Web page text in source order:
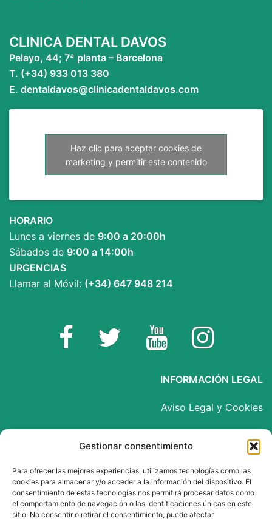
Gestionar consentimiento
Para ofrecer las mejores experiencias, utilizamos tecnologías como las
cookies para almacenar y/o acceder a la información del dispositivo. El
consentimiento de estas tecnologías nos permitirá procesar datos como
el comportamiento de navegación o las identificaciones únicas en este
sitio. No consentir o retirar el consentimiento, puede afectar
CLINICA DENTAL DAVOS
Pelayo, 44; 7ª planta – Barcelona
T. (+34) 933 013 380
E. dentaldavos@clinicadentaldavos.com
Haz clic para aceptar cookies de
marketing y permitir este contenido
HORARIO
Lunes a viernes de 9:00 a 20:00h
Sábados de 9:00 a 14:00h
URGENCIAS
Llamar al Móvil: (+34) 647 948 214
Facebook Twitter YouTube Instagram
INFORMACIÓN LEGAL
Aviso Legal y Cookies
INSPIRED BY